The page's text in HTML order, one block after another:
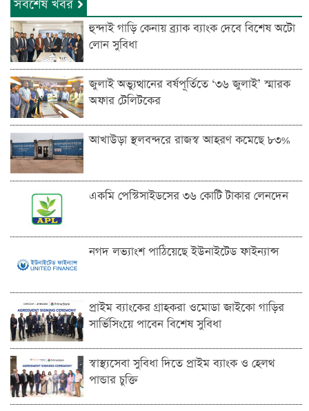
সর্বশেষ খবর
হুন্দাই গাড়ি কেনায় ব্র্যাক ব্যাংক দেবে বিশেষ অটো
লোন সুবিধা
জুলাই অভ্যুত্থানের বর্ষপূর্তিতে ‘৩৬ জুলাই’ স্মারক
অফার টেলিটকের
আখাউড়া স্থলবন্দরে রাজস্ব আহরণ কমেছে ৮৩%
একমি পেস্টিসাইডসের ৩৬ কোটি টাকার লেনদেন
নগদ লভ্যাংশ পাঠিয়েছে ইউনাইটেড ফাইন্যান্স
প্রাইম ব্যাংকের গ্রাহকরা ওমোডা জাইকো গাড়ির
সার্ভিসিংয়ে পাবেন বিশেষ সুবিধা
স্বাস্থ্যসেবা সুবিধা দিতে প্রাইম ব্যাংক ও হেলথ
পান্ডার চুক্তি